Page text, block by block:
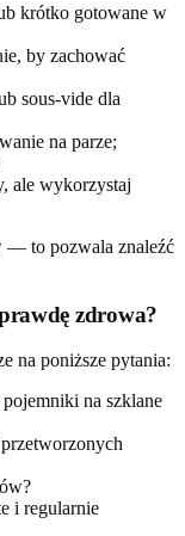
krótko gotowane w
by zachować
sous-vide dla
na parze;
ale wykorzystaj
— to pozwala znaleźć
zdrowa?
na poniższe pytania:
na szklane
i regularnie